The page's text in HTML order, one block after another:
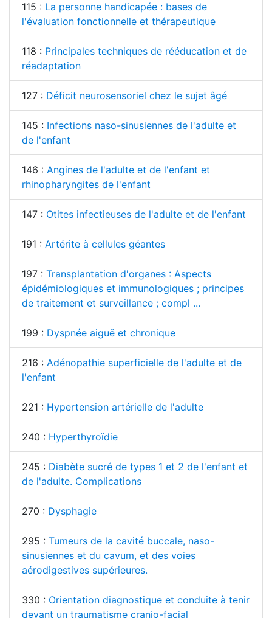
115 : La personne handicapée : bases de
l'évaluation fonctionnelle et thérapeutique
118 : Principales techniques de rééducation et de
réadaptation
127 : Déficit neurosensoriel chez le sujet âgé
145 : Infections naso-sinusiennes de l'adulte et
de l'enfant
146 : Angines de l'adulte et de l'enfant et
rhinopharyngites de l'enfant
147 : Otites infectieuses de l'adulte et de l'enfant
191 : Artérite à cellules géantes
197 : Transplantation d'organes : Aspects
épidémiologiques et immunologiques ; principes
de traitement et surveillance ; compl ...
199 : Dyspnée aiguë et chronique
216 : Adénopathie superficielle de l'adulte et de
l'enfant
221 : Hypertension artérielle de l'adulte
240 : Hyperthyroïdie
245 : Diabète sucré de types 1 et 2 de l'enfant et
de l'adulte. Complications
270 : Dysphagie
295 : Tumeurs de la cavité buccale, naso-
sinusiennes et du cavum, et des voies
aérodigestives supérieures.
330 : Orientation diagnostique et conduite à tenir
devant un traumatisme cranio-facial